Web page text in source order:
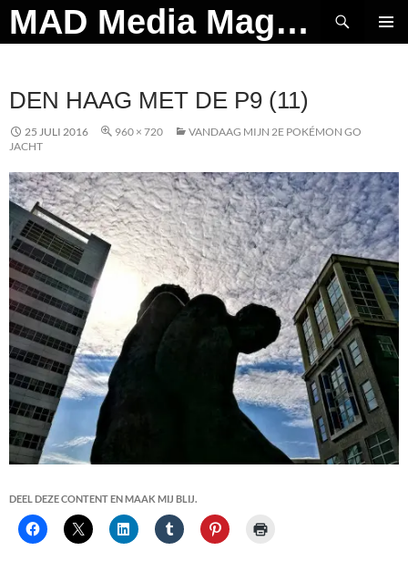
Ga
naar
MAD Media Magazine
Zoeken
DEN HAAG MET DE P9 (11)
25 JULI 2016 960 × 720
VANDAAG MIJN 2E POKÉMON GO
JACHT
DEEL DEZE CONTENT EN MAAK MIJ BLIJ.